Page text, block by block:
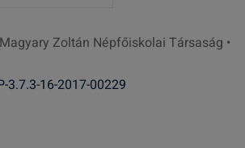
Zoltán Népfőiskolai Társaság •
3.7.3-16-2017-00229